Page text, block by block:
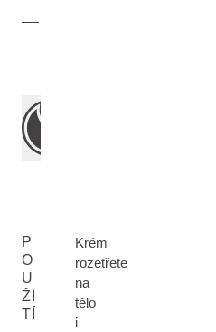
P
O
U
ŽI
TÍ
Krém
rozetřete
na
tělo
i